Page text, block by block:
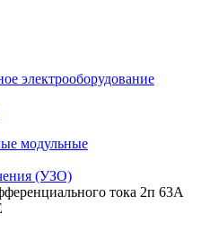
электрооборудование
модульные
(УЗО)
тока 2п 63А